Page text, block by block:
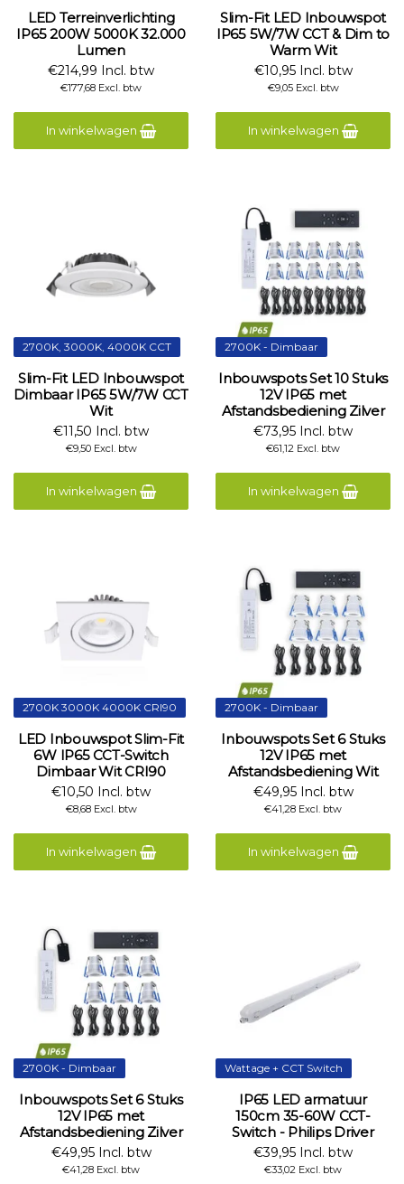
LED Terreinverlichting
IP65 200W 5000K 32.000
Lumen
€214,99 Incl. btw
€177,68 Excl. btw
In winkelwagen
Slim-Fit LED Inbouwspot
IP65 5W/7W CCT & Dim to
Warm Wit
€10,95 Incl. btw
€9,05 Excl. btw
In winkelwagen
2700K, 3000K, 4000K CCT
Slim-Fit LED Inbouwspot
Dimbaar IP65 5W/7W CCT
Wit
€11,50 Incl. btw
€9,50 Excl. btw
In winkelwagen
2700K - Dimbaar
Inbouwspots Set 10 Stuks
12V IP65 met
Afstandsbediening Zilver
€73,95 Incl. btw
€61,12 Excl. btw
In winkelwagen
2700K 3000K 4000K CRI90
LED Inbouwspot Slim-Fit
6W IP65 CCT-Switch
Dimbaar Wit CRI90
€10,50 Incl. btw
€8,68 Excl. btw
In winkelwagen
2700K - Dimbaar
Inbouwspots Set 6 Stuks
12V IP65 met
Afstandsbediening Wit
€49,95 Incl. btw
€41,28 Excl. btw
In winkelwagen
2700K - Dimbaar
Inbouwspots Set 6 Stuks
12V IP65 met
Afstandsbediening Zilver
€49,95 Incl. btw
€41,28 Excl. btw
Wattage + CCT Switch
IP65 LED armatuur
150cm 35-60W CCT-
Switch - Philips Driver
€39,95 Incl. btw
€33,02 Excl. btw